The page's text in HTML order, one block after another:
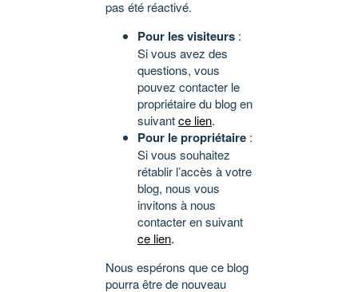
pas été réactivé.
Pour les visiteurs :
Si vous avez des
questions, vous
pouvez contacter le
propriétaire du blog en
suivantce lien.
Pour le propriétaire :
Si vous souhaitez
rétablir l’accès à votre
blog, nous vous
invitons à nous
contacter en suivant
ce lien.
Nous espérons que ce blog
pourra être de nouveau